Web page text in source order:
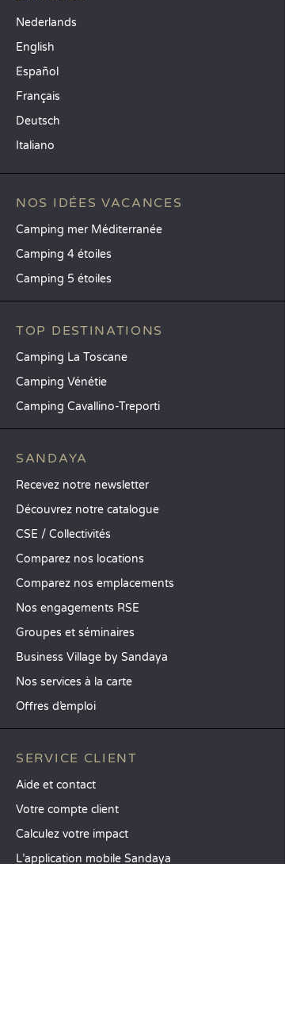
Nederlands
English
Español
Français
Deutsch
Italiano
NOS IDÉES VACANCES
Camping mer Méditerranée
Camping 4 étoiles
Camping 5 étoiles
TOP DESTINATIONS
Camping La Toscane
Camping Vénétie
Camping Cavallino-Treporti
SANDAYA
Recevez notre newsletter
Découvrez notre catalogue
CSE / Collectivités
Comparez nos locations
Comparez nos emplacements
Nos engagements RSE
Groupes et séminaires
Business Village by Sandaya
Nos services à la carte
Offres d’emploi
SERVICE CLIENT
Aide et contact
Votre compte client
Calculez votre impact
L’application mobile Sandaya